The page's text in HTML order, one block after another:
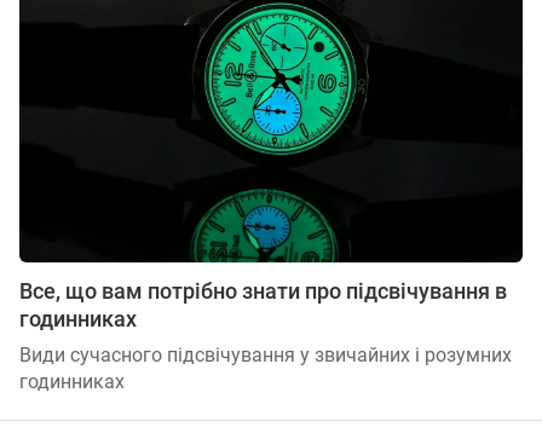
Все, що вам потрібно знати про підсвічування в
годинниках
Види сучасного підсвічування у звичайних і розумних
годинниках